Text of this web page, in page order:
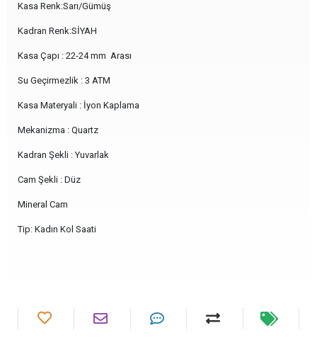
Kasa Renk:Sarı/Gümüş
Kadran Renk:SİYAH
Kasa Çapı : 22-24 mm Arası
Su Geçirmezlik : 3 ATM
Kasa Materyali : İyon Kaplama
Mekanizma : Quartz
Kadran Şekli : Yuvarlak
Cam Şekli : Düz
Mineral Cam
Tip: Kadın Kol Saati